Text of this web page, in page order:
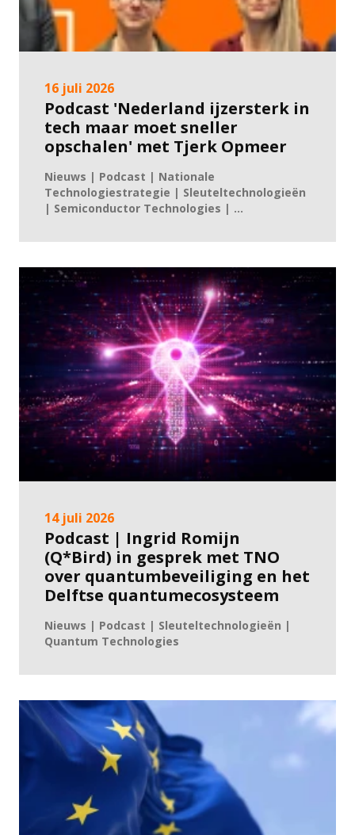
16 juli 2026
Podcast 'Nederland ijzersterk in
tech maar moet sneller
opschalen' met Tjerk Opmeer
Nieuws | Podcast | Nationale
Technologiestrategie | Sleuteltechnologieën
| Semiconductor Technologies | ...
14 juli 2026
Podcast | Ingrid Romijn
(Q*Bird) in gesprek met TNO
over quantumbeveiliging en het
Delftse quantumecosysteem
Nieuws | Podcast | Sleuteltechnologieën |
Quantum Technologies